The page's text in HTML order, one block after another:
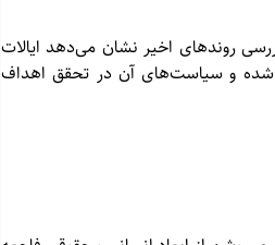
روندهای اخیر نشان می‌دهد ایالات
شده و سیاست‌های آن در تحقق اهداف